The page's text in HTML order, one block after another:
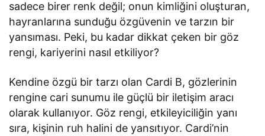
sadece birer renk değil; onun kimliğini oluşturan,
hayranlarına sunduğu özgüvenin ve tarzın bir
yansıması. Peki, bu kadar dikkat çeken bir göz
rengi, kariyerini nasıl etkiliyor?
Kendine özgü bir tarzı olan Cardi B, gözlerinin
rengine cari sunumu ile güçlü bir iletişim aracı
olarak kullanıyor. Göz rengi, etkileyiciliğin yanı
sıra, kişinin ruh halini de yansıtıyor. Cardi’nin